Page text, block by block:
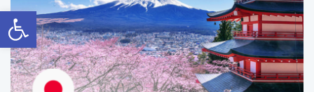
Ouvrir la barre d’outils